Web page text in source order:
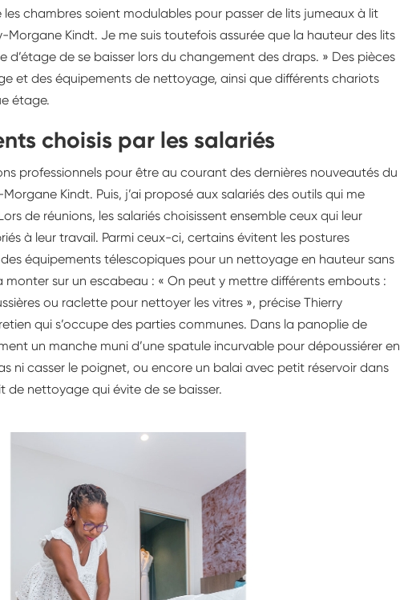
chambres soient modulables pour passer de lits jumeaux à lit
Kindt. Je me suis toutefois assurée que la hauteur des lits
d’étage de se baisser lors du changement des draps. » Des pièces
et des équipements de nettoyage, ainsi que différents chariots
étage.
choisis par les salariés
professionnels pour être au courant des dernières nouveautés du
Kindt. Puis, j’ai proposé aux salariés des outils qui me
de réunions, les salariés choisissent ensemble ceux qui leur
à leur travail. Parmi ceux-ci, certains évitent les postures
équipements télescopiques pour un nettoyage en hauteur sans
monter sur un escabeau : « On peut y mettre différents embouts :
ou raclette pour nettoyer les vitres », précise Thierry
qui s’occupe des parties communes. Dans la panoplie de
un manche muni d’une spatule incurvable pour dépoussiérer en
ni casser le poignet, ou encore un balai avec petit réservoir dans
de nettoyage qui évite de se baisser.